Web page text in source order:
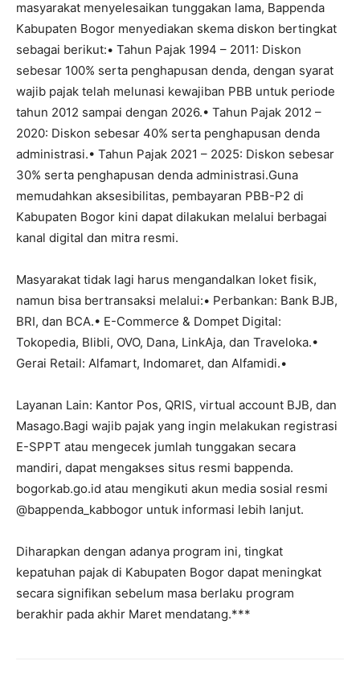
masyarakat menyelesaikan tunggakan lama, Bappenda
Kabupaten Bogor menyediakan skema diskon bertingkat
sebagai berikut:• Tahun Pajak 1994 – 2011: Diskon
sebesar 100% serta penghapusan denda, dengan syarat
wajib pajak telah melunasi kewajiban PBB untuk periode
tahun 2012 sampai dengan 2026.• Tahun Pajak 2012 –
2020: Diskon sebesar 40% serta penghapusan denda
administrasi.• Tahun Pajak 2021 – 2025: Diskon sebesar
30% serta penghapusan denda administrasi.Guna
memudahkan aksesibilitas, pembayaran PBB-P2 di
Kabupaten Bogor kini dapat dilakukan melalui berbagai
kanal digital dan mitra resmi.
Masyarakat tidak lagi harus mengandalkan loket fisik,
namun bisa bertransaksi melalui:• Perbankan: Bank BJB,
BRI, dan BCA.• E-Commerce & Dompet Digital:
Tokopedia, Blibli, OVO, Dana, LinkAja, dan Traveloka.•
Gerai Retail: Alfamart, Indomaret, dan Alfamidi.•
Layanan Lain: Kantor Pos, QRIS, virtual account BJB, dan
Masago.Bagi wajib pajak yang ingin melakukan registrasi
E-SPPT atau mengecek jumlah tunggakan secara
mandiri, dapat mengakses situs resmi bappenda.
bogorkab.go.id atau mengikuti akun media sosial resmi
@bappenda_kabbogor untuk informasi lebih lanjut.
Diharapkan dengan adanya program ini, tingkat
kepatuhan pajak di Kabupaten Bogor dapat meningkat
secara signifikan sebelum masa berlaku program
berakhir pada akhir Maret mendatang.***